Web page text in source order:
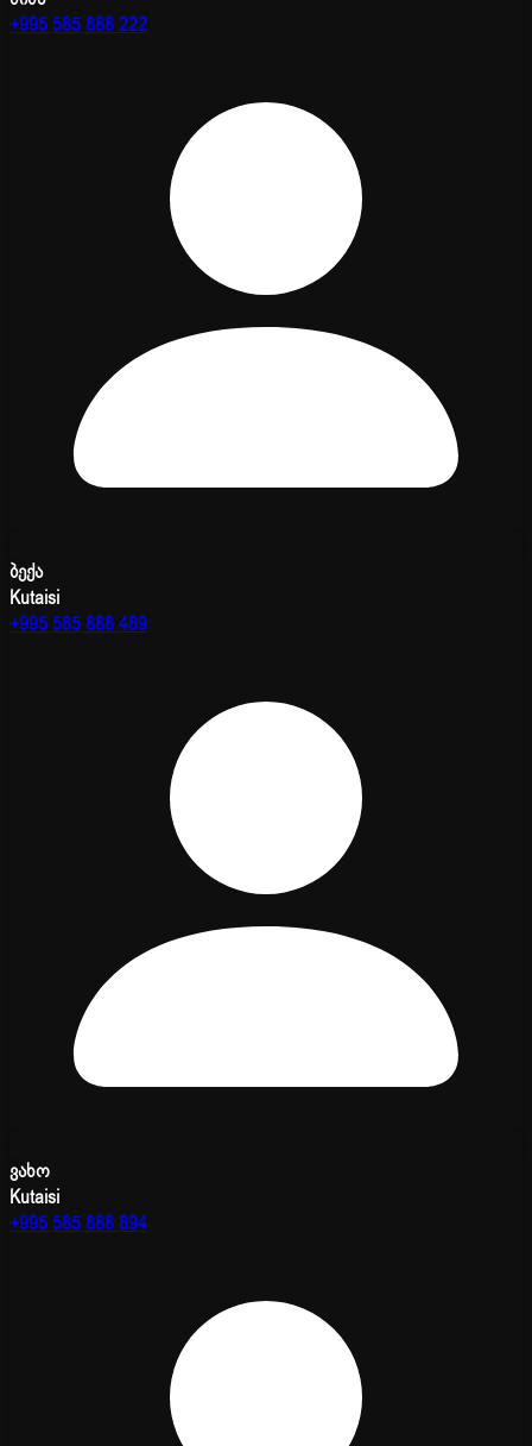
+995 585 888 222
ბექა
Kutaisi
+995 585 888 489
ვახო
Kutaisi
+995 585 888 894